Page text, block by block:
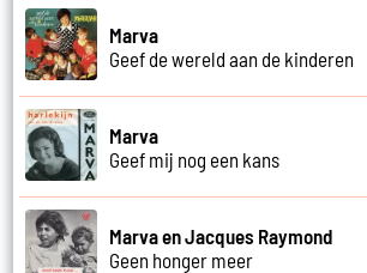
Marva
Geef de wereld aan de kinderen
Marva
Geef mij nog een kans
Marva en Jacques Raymond
Geen honger meer